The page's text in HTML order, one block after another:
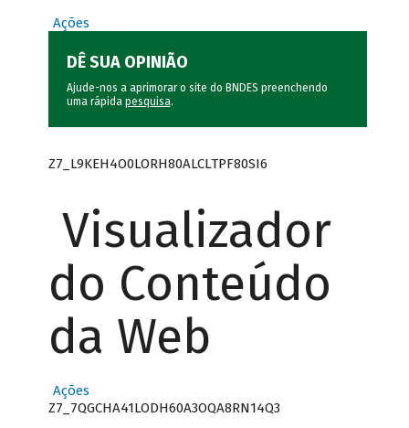
Ações
DÊ SUA OPINIÃO
Ajude-nos a aprimorar o site do BNDES preenchendo
uma rápida pesquisa.
Z7_L9KEH4O0LORH80ALCLTPF80SI6
Visualizador
do Conteúdo
da Web
Ações
Z7_7QGCHA41LODH60A3OQA8RN14Q3